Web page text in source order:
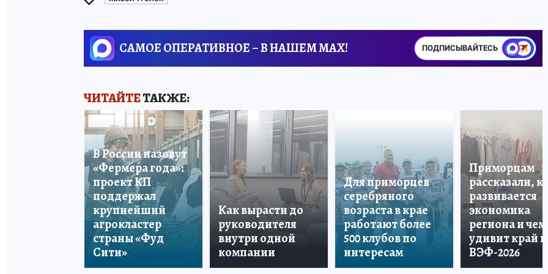
САМОЕ ОПЕРАТИВНОЕ – В НАШЕМ MAX! ПОДПИСЫВАЙТЕСЬ
ЧИТАЙТЕТАКЖЕ:
В России назовут
«Фермера года»:
проект КП
поддержал
крупнейший
агрокластер
страны «Фуд
Сити»
Как вырасти до
руководителя
внутри одной
компании
Для приморцев
серебряного
возраста в крае
работают более
500 клубов по
интересам
Приморцам
рассказали, как
развивается
экономика
региона и чем
удивит край на
ВЭФ-2026